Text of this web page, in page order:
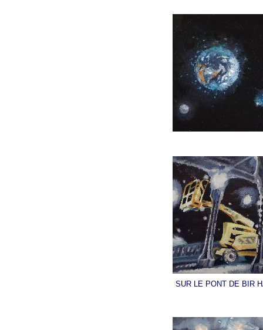
SUR LE PONT DE BIR